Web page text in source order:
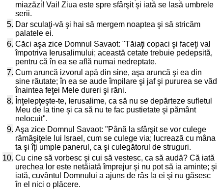
miazăzi! Vai! Ziua este spre sfârşit şi iată se lasă umbrele
serii.
5. Dar sculaţi-vă şi hai să mergem noaptea şi să stricăm
palatele ei.
6. Căci aşa zice Domnul Savaot: "Tăiaţi copaci şi faceţi val
împotriva Ierusalimului; această cetate trebuie pedepsită,
pentru că în ea se află numai nedreptate.
7. Cum aruncă izvorul apă din sine, aşa aruncă şi ea din
sine răutate; în ea se aude împilare şi jaf şi pururea se văd
înaintea feţei Mele dureri şi răni.
8. Înţelepţeşte-te, Ierusalime, ca să nu se depărteze sufletul
Meu de la tine şi ca să nu te fac pustietate şi pământ
nelocuit".
9. Aşa zice Domnul Savaot: "Până la sfârşit se vor culege
rămăşiţele lui Israel, cum se culege via; lucrează cu mâna
ta şi îţi umple panerul, ca şi culegătorul de struguri.
10. Cu cine să vorbesc şi cui să vestesc, ca să audă? Că iată
urechea lor este netăiată împrejur şi nu pot să ia aminte; şi
iată, cuvântul Domnului a ajuns de râs la ei şi nu găsesc
în el nici o plăcere.